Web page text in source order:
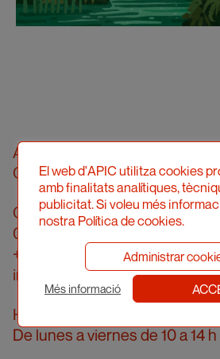
Asociació Professional
Catalunya
Calle Londres, 96, pral. 2a
08036 Barcelona
+34 934 161 474
info@apic.cat
Horario de atención telefónica
De lunes a viernes de 10 a 14 h
El web d'APIC utilitza cookies
amb finalitats analítiques,
publicitat. Si voleu més
nostra Política de cookies.
Administrar
Més informació